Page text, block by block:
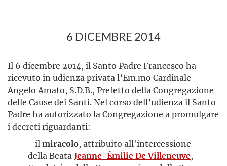
6 DICEMBRE 2014
Il 6 dicembre 2014, il Santo Padre Francesco ha
ricevuto in udienza privata l’Em.mo Cardinale
Angelo Amato, S.D.B., Prefetto della Congregazione
delle Cause dei Santi. Nel corso dell’udienza il Santo
Padre ha autorizzato la Congregazione a promulgare
i decreti riguardanti:
- il miracolo, attribuito all'intercessione
della Beata Jeanne-Émilie De Villeneuve,